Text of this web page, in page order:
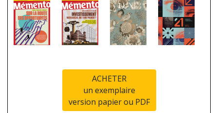
ACHETER
un exemplaire
version papier ou PDF